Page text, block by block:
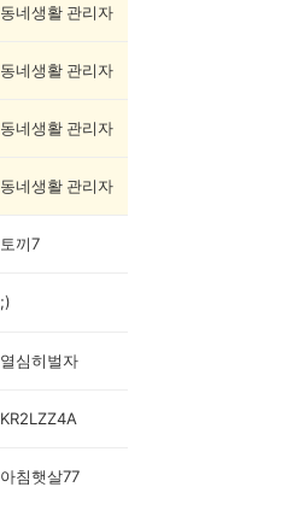
동네생활 관리자
동네생활 관리자
동네생활 관리자
동네생활 관리자
토끼7
;)
열심히벌자
KR2LZZ4A
아침햇살77